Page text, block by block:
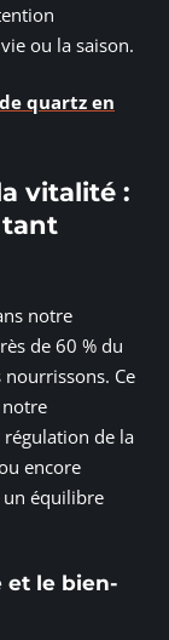
ou la saison.
quartz en
vitalité :
tant
notre
de 60 % du
Ce
notre
de la
encore
un équilibre
et le bien-